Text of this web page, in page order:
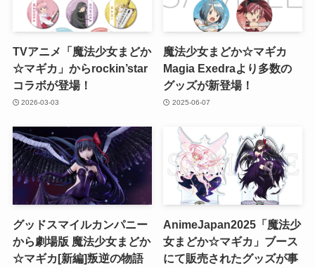
TVアニメ「魔法少女まどか
☆マギカ」からrockin’star
コラボが登場！
2026-03-03
魔法少女まどか☆マギカ
Magia Exedraより多数の
グッズが新登場！
2025-06-07
グッドスマイルカンパニー
から劇場版 魔法少女まどか
☆マギカ[新編]叛逆の物語
AnimeJapan2025「魔法少
女まどか☆マギカ」ブース
にて販売されたグッズが事